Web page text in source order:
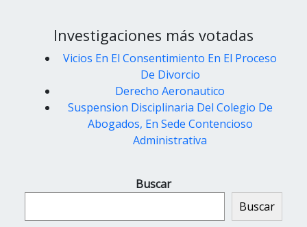
Investigaciones más votadas
Vicios En El Consentimiento En El Proceso
De Divorcio
Derecho Aeronautico
Suspension Disciplinaria Del Colegio De
Abogados, En Sede Contencioso
Administrativa
Buscar
Buscar